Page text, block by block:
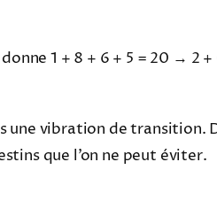
1 + 8 + 6 + 5 = 20 → 2
une vibration de transition.
que l’on ne peut éviter.